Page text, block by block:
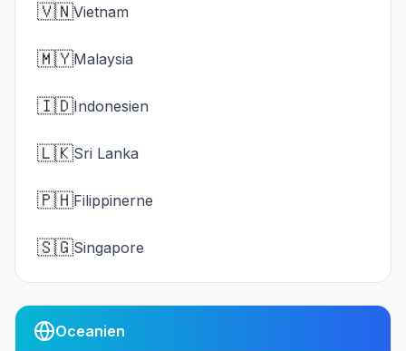
🇻🇳Vietnam
🇲🇾Malaysia
🇮🇩Indonesien
🇱🇰Sri Lanka
🇵🇭Filippinerne
🇸🇬Singapore
Oceanien